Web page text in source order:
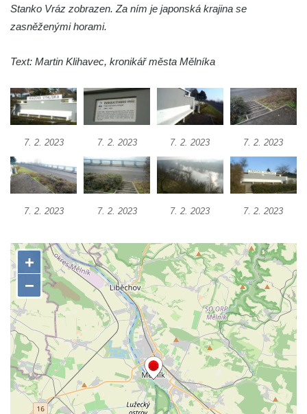
Stanko Vráz zobrazen. Za ním je japonská krajina se
zasněženými horami.
Text: Martin Klihavec, kronikář města Mělníka
7. 2. 2023 7. 2. 2023 7. 2. 2023 7. 2. 2023
7. 2. 2023 7. 2. 2023 7. 2. 2023 7. 2. 2023